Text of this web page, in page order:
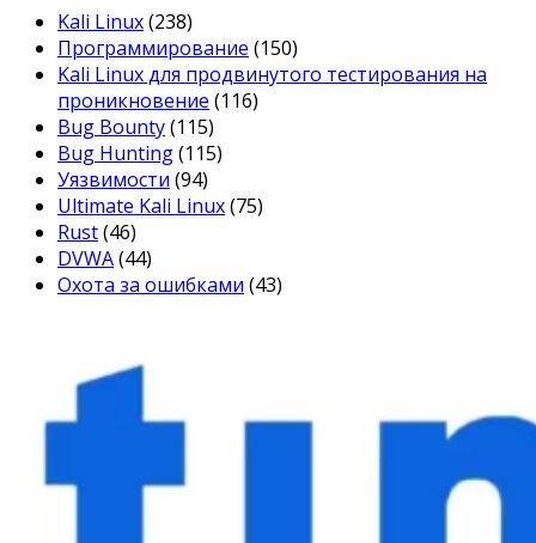
Kali Linux(238)
Программирование (150)
Kali Linux для продвинутого тестирования на
проникновение (116)
Bug Bounty(115)
Bug Hunting(115)
Уязвимости (94)
Ultimate Kali Linux(75)
Rust(46)
DVWA(44)
Охота за ошибками (43)